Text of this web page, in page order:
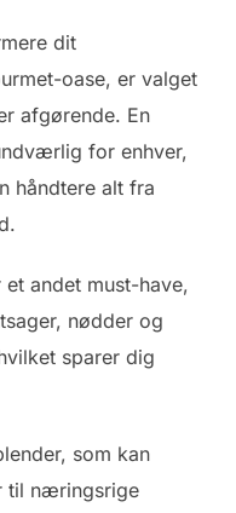
dit
oase, er valget
afgørende. En
for enhver,
håndtere alt fra
andet must-have,
nødder og
sparer dig
som kan
til næringsrige